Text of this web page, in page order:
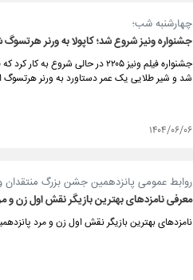
چهارشنبه شب؛
جشنواره ونیز شروع شد؛ کاپولا به ورنر هرتسوگ
جشنواره فیلم ونیز ۲۲۰۵ در حالی
شد و شیر طلایی یک عمر دستاورد به ورنر هرتسوگ
۱۴۰۴/۰۶/۰۶
روابط عمومی پانزدهمین جشن بزرگ منتقدان و
معرفی نامزدهای بهترین بازیگر نقش اول زن
نامزدهای بهترین بازیگر نقش اول زن و مرد